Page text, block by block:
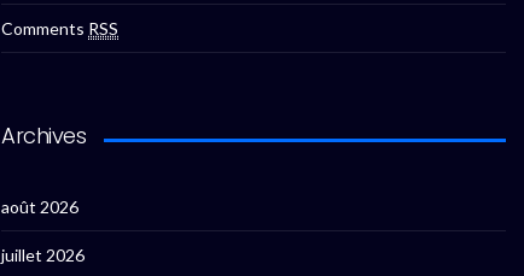
Comments RSS
Archives
août 2026
juillet 2026